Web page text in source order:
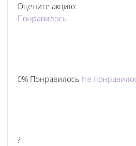
Оцените акцию:
Понравилось
0% Понравилось Не
?